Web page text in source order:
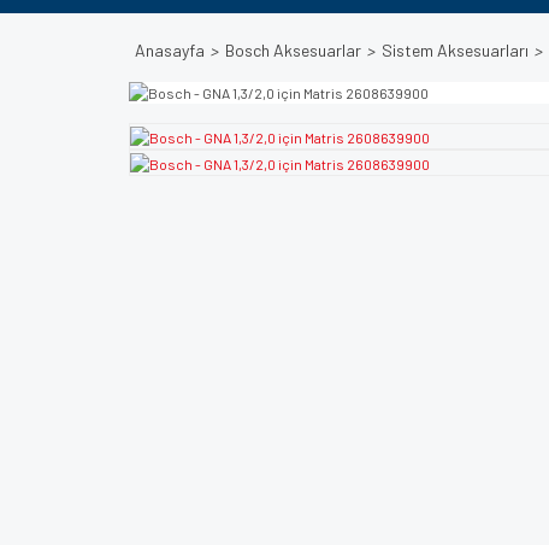
Anasayfa Bosch Aksesuarlar Sistem Aksesuarları